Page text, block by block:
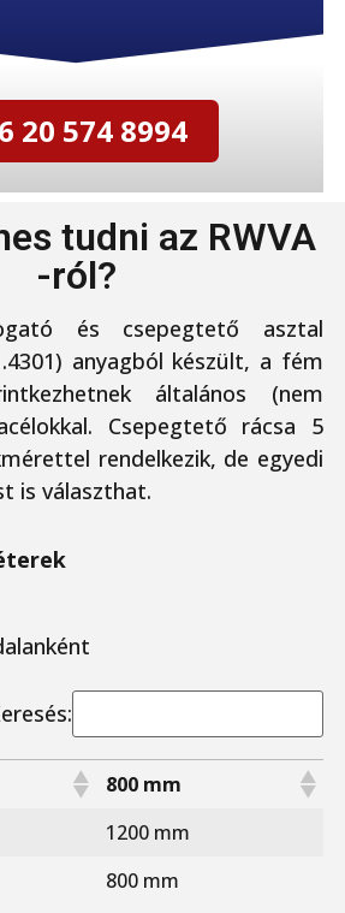
20 574 8994
tudni az RWVA
-ról?
és csepegtető asztal
anyagból készült, a fém
általános (nem
Csepegtető rácsa 5
rendelkezik, de egyedi
is választhat.
800 mm
1200 mm
800 mm